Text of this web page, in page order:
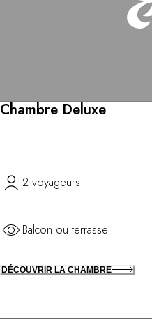
Chambre Deluxe
2 voyageurs
Balcon ou terrasse
DÉCOUVRIR LA CHAMBRE